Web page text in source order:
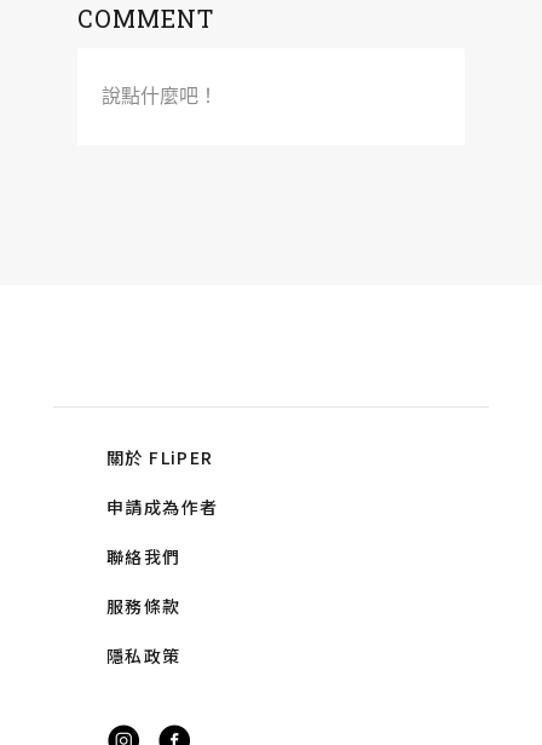
COMMENT
說點什麼吧！
關於 FLiPER
申請成為作者
聯絡我們
服務條款
隱私政策